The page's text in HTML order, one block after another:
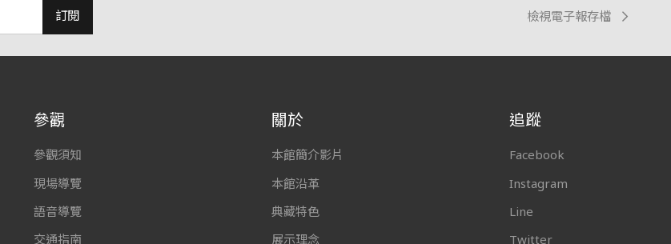
訂閱 檢視電子報存檔
參觀
參觀須知
現場導覽
語音導覽
交通指南
關於
本館簡介影片
本館沿革
典藏特色
展示理念
追蹤
Facebook
Instagram
Line
Twitter